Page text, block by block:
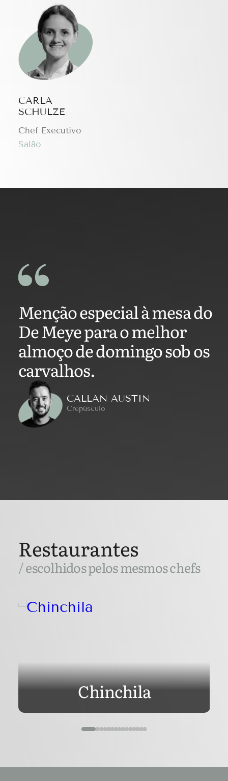
CARLA
SCHULZE
Chef Executivo
Salão
Menção especial à mesa do
De Meye para o melhor
almoço de domingo sob os
carvalhos.
CALLAN AUSTIN
Crepúsculo
Restaurantes
/ escolhidos pelos mesmos chefs
Chinchila